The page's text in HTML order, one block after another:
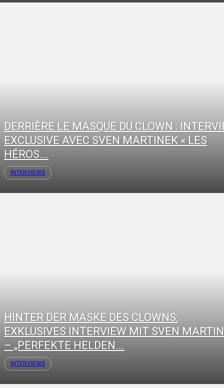
DERRIÈRE LE MASQUE DU CLOWN :
EXCLUSIVE AVEC SVEN MARTINEK « LES
HÉROS...
INTERVIEWS
HINTER DER MASKE DES CLOWNS:
EXKLUSIVES INTERVIEW MIT SVEN
– „PERFEKTE HELDEN...
INTERVIEWS